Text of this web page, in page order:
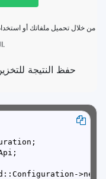
* من خلال تحميل ملفاتك أو
.
حفظ النتيجة